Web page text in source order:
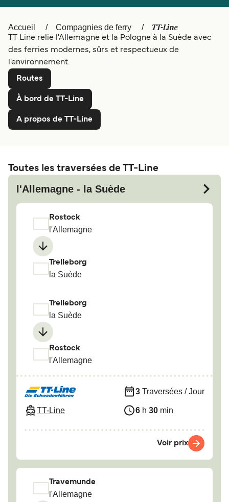
Canada België (NL)
Ελλάδα Polska
Deutschland
Norge
Indonesia
Accueil Compagnies de ferry TT-Line
TT Line relie l'Allemagne et la Pologne à la Suède avec
des ferries modernes, sûrs et respectueux de
l'environnement.
Routes
À bord de TT-Line
A propos de TT-Line
Toutes les traversées de TT-Line
l'Allemagne - la Suède
Rostock
l'Allemagne
Trelleborg
la Suède
Trelleborg
la Suède
Rostock
l'Allemagne
TT-Line
3 Traversées / Jour
6 h 30 min
Voir prix
Travemunde
l'Allemagne